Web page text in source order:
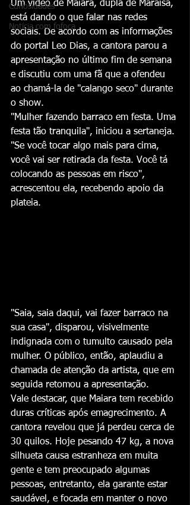
Curiosidades
Notícia com fofoca
Um vídeo de Maiara, dupla de Maraísa,
está dando o que falar nas redes
sociais. De acordo com as informações
do portal Leo Dias, a cantora parou a
apresentação no último fim de semana
e discutiu com uma fã que a ofendeu
ao chamá-la de "calango seco" durante
o show.
"Mulher fazendo barraco em festa. Uma
festa tão tranquila", iniciou a sertaneja.
"Se você tocar algo mais para cima,
você vai ser retirada da festa. Você tá
colocando as pessoas em risco",
acrescentou ela, recebendo apoio da
plateia.
"Saia, saia daqui, vai fazer barraco na
sua casa", disparou, visivelmente
indignada com o tumulto causado pela
mulher. O público, então, aplaudiu a
chamada de atenção da artista, que em
seguida retomou a apresentação.
Vale destacar, que Maiara tem recebido
duras críticas após emagrecimento. A
cantora revelou que já perdeu cerca de
30 quilos. Hoje pesando 47 kg, a nova
silhueta causa estranheza em muita
gente e tem preocupado algumas
pessoas, entretanto, ela garante estar
saudável, e focada em manter o novo